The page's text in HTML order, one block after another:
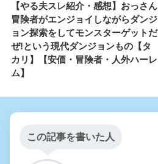
【やる夫スレ紹介・感想】おっさん
冒険者がエンジョイしながらダンジ
ョン探索をしてモンスターゲットだ
ぜ!という現代ダンジョンもの【タ
カリ】【安価・冒険者・人外ハーレ
ム】
この記事を書いた人